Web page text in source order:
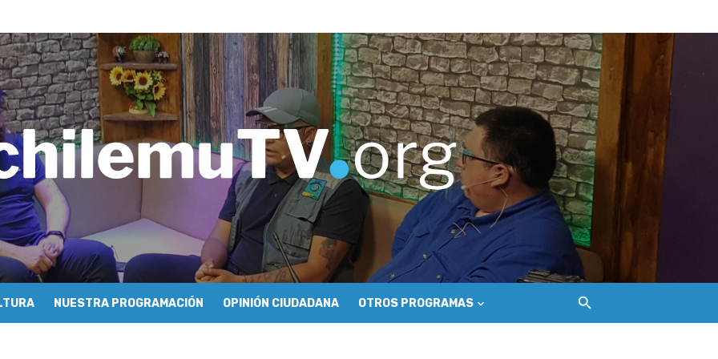
04: Nabi Saleh – Rafael Guendelman
periodismo conocieron cómo se hace televisión comunitaria en Pichilemu
proyectan festivales y escuela comunitaria
y floricultura con María Lina Fermandois y Luis Polanco
inician la construcción participativa del Plan Local de Restauración del Secano Costero Nilahue
a sus finalistas en su segunda clasificatoria
03: lessons on flight – Cecilia Araneda
celebra 50 años de carrera en Pichilemu
frontal en Pichilemu junto al alcalde Roberto Córdova
suscriben convenio para esterilización de mascotas
NUESTRA PROGRAMACIÓN OPINIÓN CIUDADANA OTROS PROGRAMAS